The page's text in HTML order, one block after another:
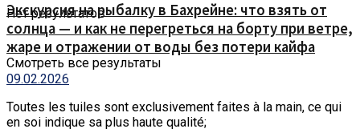
Нет результатов
Смотреть все результаты
Экскурсия на рыбалку в Бахрейне: что взять от
солнца — и как не перегреться на борту при ветре,
жаре и отражении от воды без потери кайфа
09.02.2026
Toutes les tuiles sont exclusivement faites à la main, ce qui
en soi indique sa plus haute qualité;